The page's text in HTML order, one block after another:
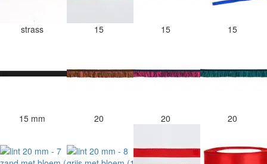
strass 15 15 15
15 mm 20 20 20